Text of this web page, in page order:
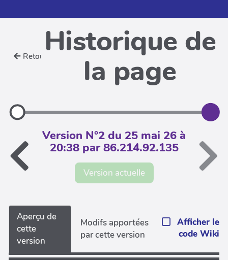
Retour Historique de
la page
Version N°2 du 25 mai 26 à
20:38 par 86.214.92.135
Version actuelle
Aperçu de
cette
version
Modifs apportées
par cette version
Afficher le
code Wiki